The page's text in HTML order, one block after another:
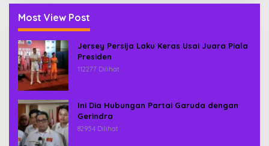
Most View Post
Jersey Persija Laku Keras Usai Juara Piala
Presiden
112277 Dilihat
Ini Dia Hubungan Partai Garuda dengan
Gerindra
82954 Dilihat